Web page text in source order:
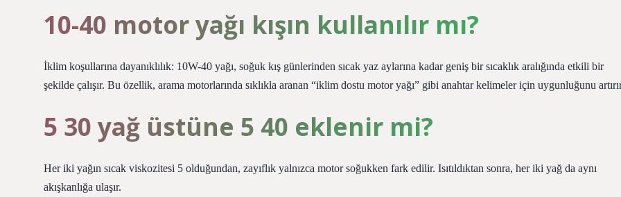
10-40 motor yağı kışın kullanılır mı?
İklim koşullarına dayanıklılık: 10W-40 yağı, soğuk kış günlerinden sıcak yaz aylarına kadar geniş bir sıcaklık aralığında etkili bir
şekilde çalışır. Bu özellik, arama motorlarında sıklıkla aranan “iklim dostu motor yağı” gibi anahtar kelimeler için uygunluğunu
5 30 yağ üstüne 5 40 eklenir mi?
Her iki yağın sıcak viskozitesi 5 olduğundan, zayıflık yalnızca motor soğukken fark edilir. Isıtıldıktan sonra, her iki yağ da aynı
akışkanlığa ulaşır.